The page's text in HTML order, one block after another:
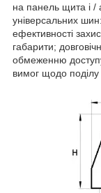
на панель щита і /
універсальних
ефективності
габарити;
обмеженню
вимог щодо поділу